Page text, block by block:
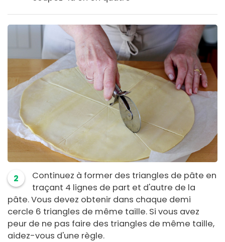
2
Continuez à former des triangles de pâte en
traçant 4 lignes de part et d'autre de la
pâte. Vous devez obtenir dans chaque demi
cercle 6 triangles de même taille. Si vous avez
peur de ne pas faire des triangles de même taille,
aidez-vous d'une règle.